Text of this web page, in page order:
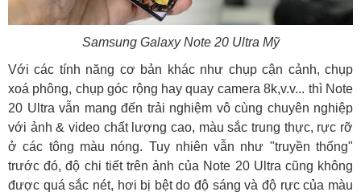
Samsung Galaxy Note 20 Ultra Mỹ
Với các tính năng cơ bản khác như chụp cận cảnh, chụp
xoá phông, chụp góc rộng hay quay camera 8k,v.v... thì Note
20 Ultra vẫn mang đến trải nghiệm vô cùng chuyên nghiệp
với ảnh & video chất lượng cao, màu sắc trung thực, rực rỡ
ở các tông màu nóng. Tuy nhiên vẫn như "truyền thống"
trước đó, độ chi tiết trên ảnh của Note 20 Ultra cũng không
được quá sắc nét, hơi bị bệt do độ sáng và độ rực của màu